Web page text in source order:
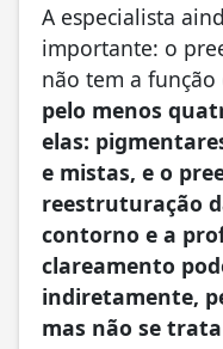
A especialista
importante: o
não tem a
pelo menos
elas:
e mistas, e o
reestruturação
contorno e a
clareamento
indiretamente,
mas não se